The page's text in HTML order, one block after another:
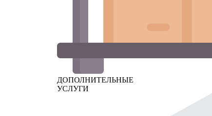
ДОПОЛНИТЕЛЬНЫЕ
УСЛУГИ